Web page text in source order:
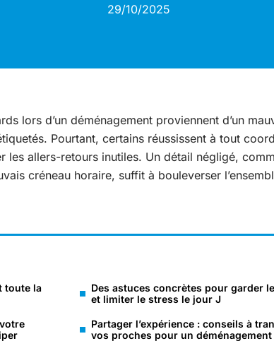
29/10/2025
lors d’un déménagement proviennent d’un
Pourtant, certains réussissent à tout
allers-retours inutiles. Un détail négligé,
créneau horaire, suffit à bouleverser
toute la
Des astuces concrètes pour garder
et limiter le stress le jour J
Partager l’expérience : conseils à
vos proches pour un